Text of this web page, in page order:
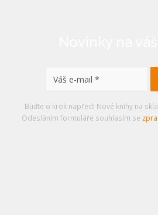
Buďte o krok napřed! Nové knihy na
Odesláním formuláře souhlasím se